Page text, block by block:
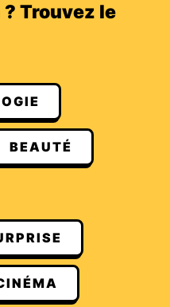
Trouvez le
BEAUTÉ